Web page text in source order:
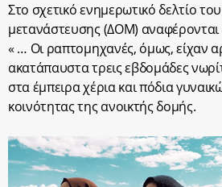
Στο σχετικό ενημερωτικό δελτίο
μετανάστευσης (ΔΟΜ) αναφέρονται
« … Οι ραπτομηχανές, όμως, είχαν
ακατάπαυστα τρεις εβδομάδες
στα έμπειρα χέρια και πόδια
κοινότητας της ανοικτής δομής.